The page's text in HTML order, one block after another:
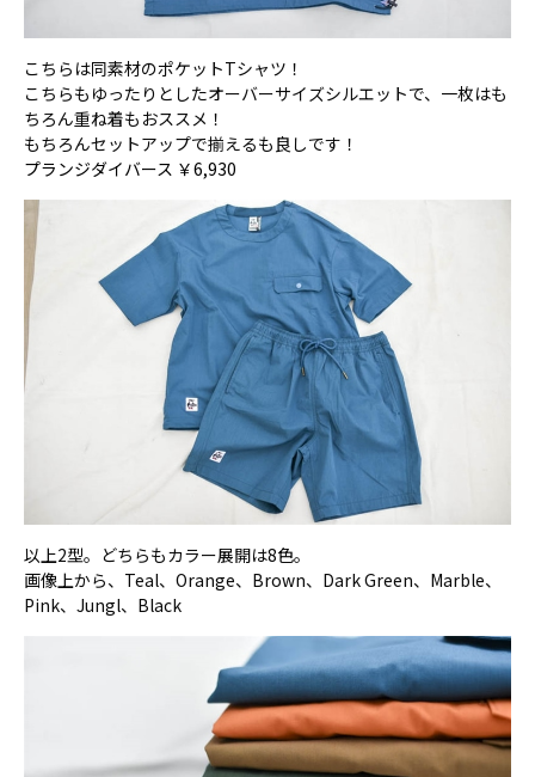
こちらは同素材のポケットTシャツ！
こちらもゆったりとしたオーバーサイズシルエットで、一枚はも
ちろん重ね着もおススメ！
もちろんセットアップで揃えるも良しです！
プランジダイバース ￥6,930
以上2型。どちらもカラー展開は8色。
画像上から、Teal、Orange、Brown、Dark Green、Marble、
Pink、Jungl、Black